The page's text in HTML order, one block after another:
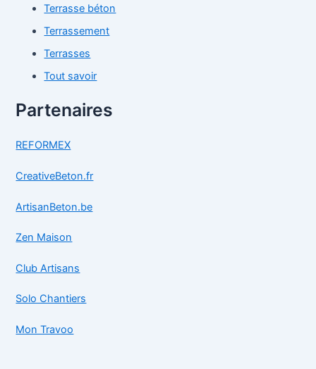
Terrasse béton
Terrassement
Terrasses
Tout savoir
Partenaires
REFORMEX
CreativeBeton.fr
ArtisanBeton.be
Zen Maison
Club Artisans
Solo Chantiers
Mon Travoo